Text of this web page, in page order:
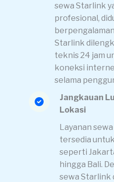
sewa Starlink
profesional,
Starlink
teknis 24 jam
koneksi
selama
Jangkauan
Lokasi
Layanan
tersedia
seperti
hingga Bali.
sewa Starlink